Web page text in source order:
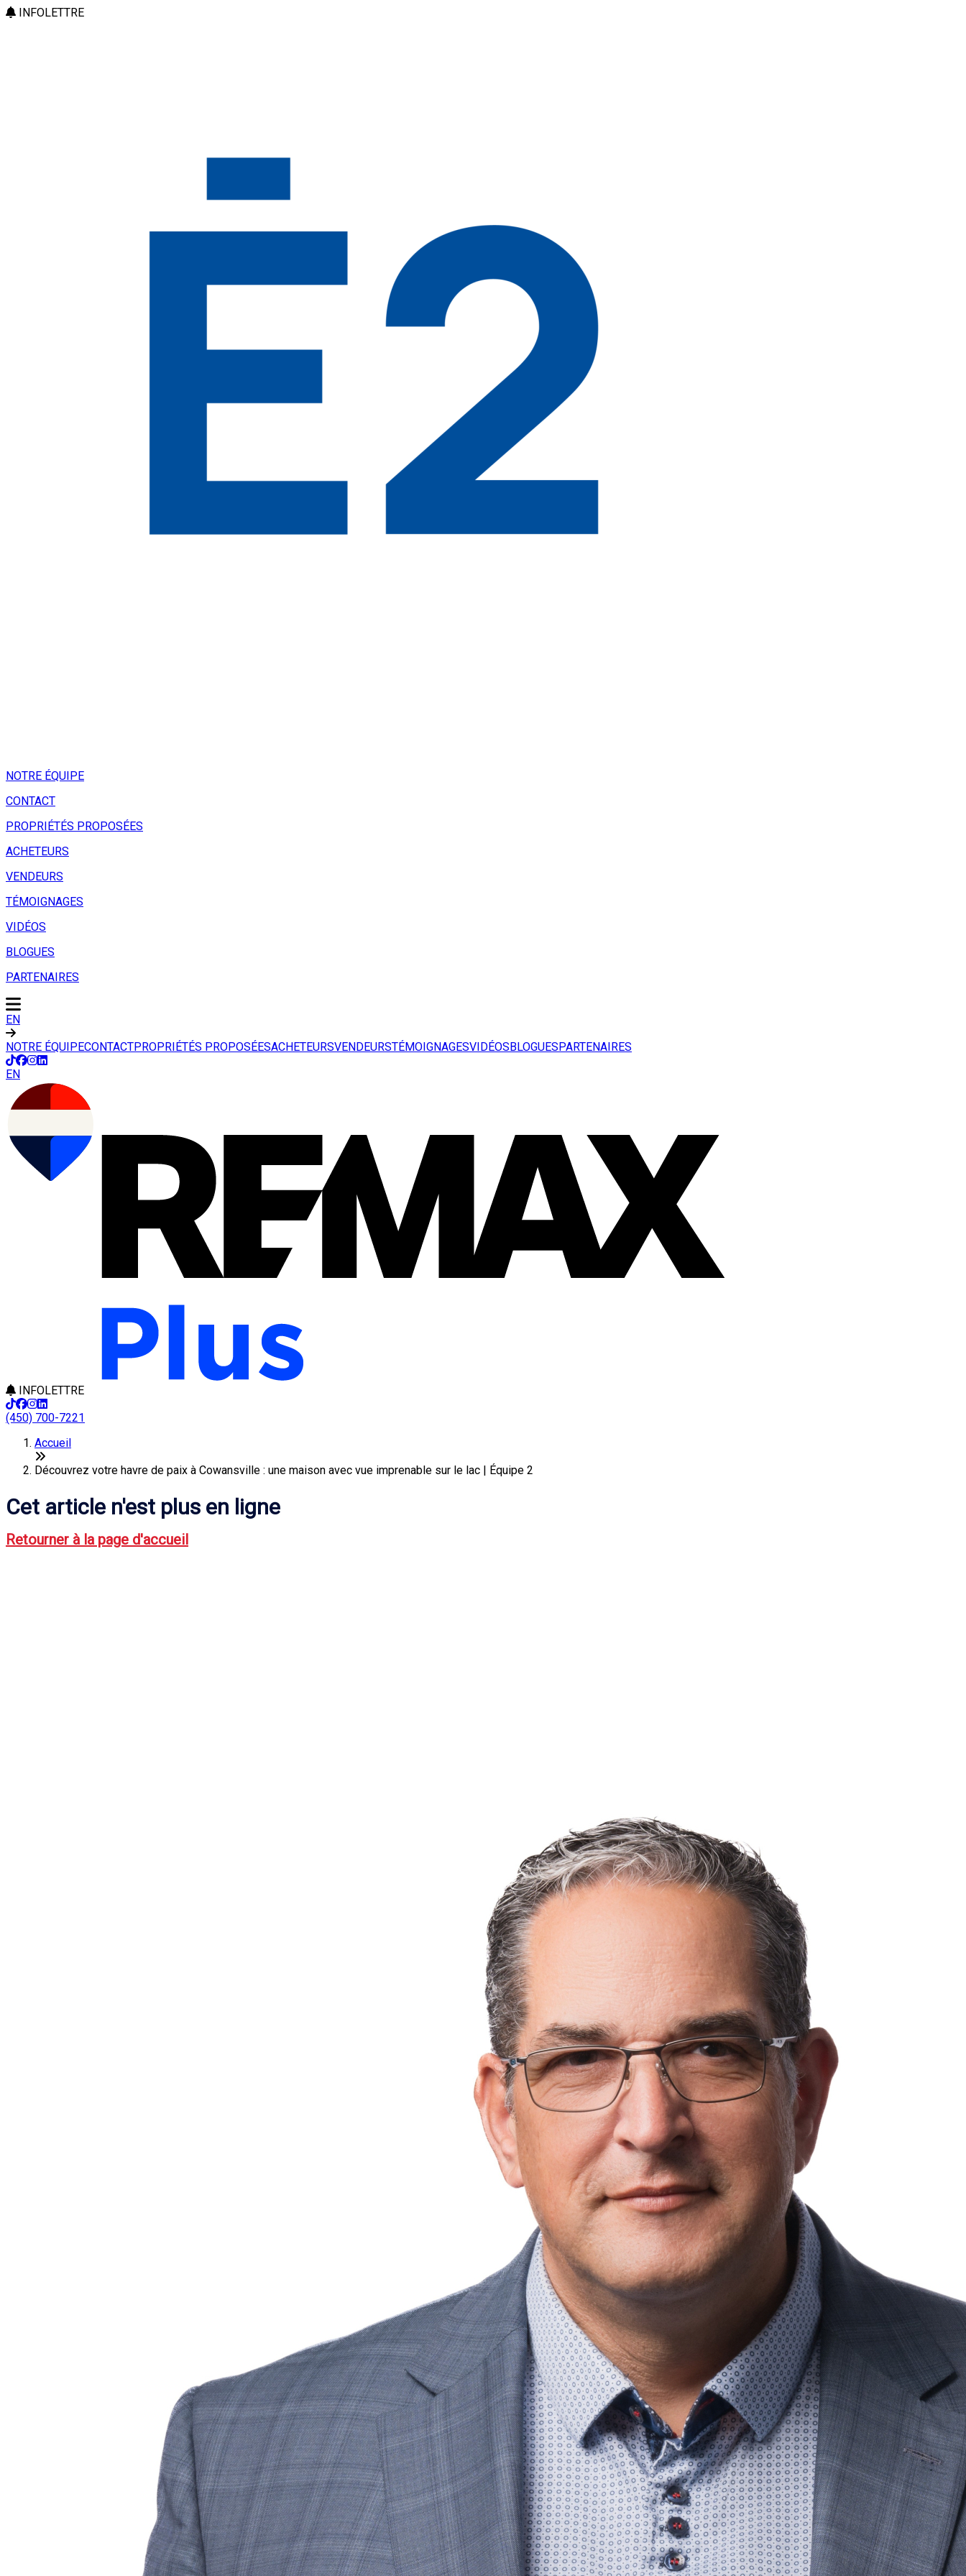
INFOLETTRE
NOTRE ÉQUIPE
CONTACT
PROPRIÉTÉS PROPOSÉES
ACHETEURS
VENDEURS
TÉMOIGNAGES
VIDÉOS
BLOGUES
PARTENAIRES
EN
NOTRE ÉQUIPECONTACTPROPRIÉTÉS PROPOSÉESACHETEURSVENDEURSTÉMOIGNAGESVIDÉOSBLOGUESPARTENAIRES
EN
INFOLETTRE
(450) 700-7221
Accueil
Découvrez votre havre de paix à Cowansville : une maison avec vue imprenable sur le lac | Équipe 2
Cet article n'est plus en ligne
Retourner à la page d'accueil